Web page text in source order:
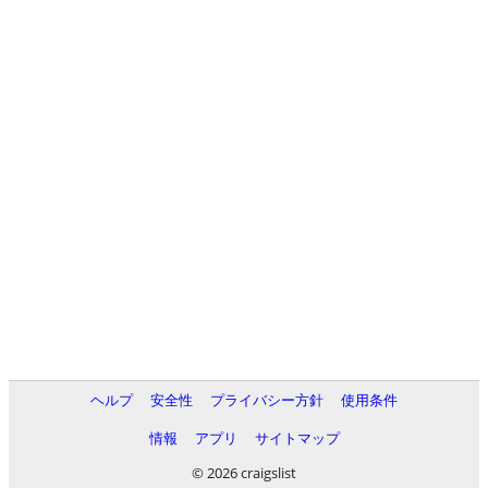
ヘルプ 安全性 プライバシー方針
使用条件
情報
アプリ
サイトマップ
© 2026 craigslist